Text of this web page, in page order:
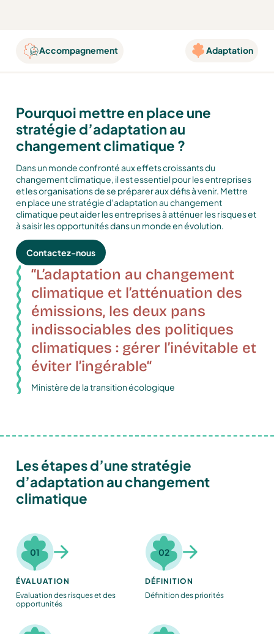
Accompagnement Adaptation
Pourquoi mettre en place une
stratégie d’adaptation au
changement climatique ?
Dans un monde confronté aux effets croissants du
changement climatique, il est essentiel pour les entreprises
et les organisations de se préparer aux défis à venir. Mettre
en place une stratégie d’adaptation au changement
climatique peut aider les entreprises à atténuer les risques et
à saisir les opportunités dans un monde en évolution.
Contactez-nous
“L’adaptation au changement
climatique et l’atténuation des
émissions, les deux pans
indissociables des politiques
climatiques : gérer l’inévitable et
éviter l’ingérable“
Ministère de la transition écologique
Les étapes d’une stratégie
d’adaptation au changement
climatique
01
ÉVALUATION
Evaluation des risques et des
opportunités
02
DÉFINITION
Définition des priorités